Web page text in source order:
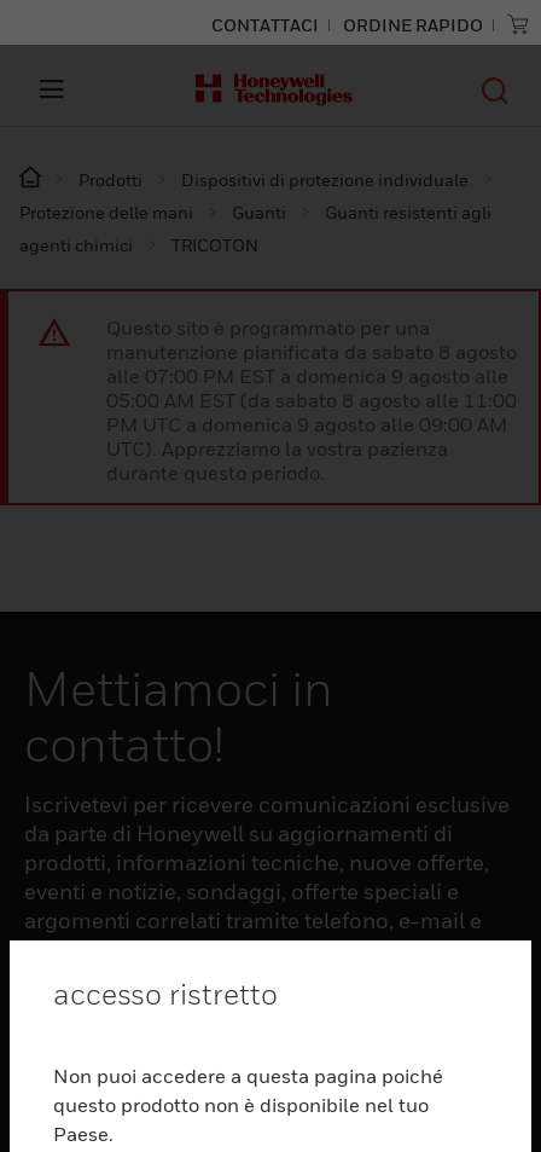
CONTATTACI ORDINE RAPIDO
Prodotti
Dispositivi di protezione individuale
Protezione delle mani
Guanti
Guanti resistenti agli
agenti chimici
TRICOTON
Questo sito è programmato per una
manutenzione pianificata da sabato 8 agosto
alle 07:00 PM EST a domenica 9 agosto alle
05:00 AM EST (da sabato 8 agosto alle 11:00
PM UTC a domenica 9 agosto alle 09:00 AM
UTC). Apprezziamo la vostra pazienza
durante questo periodo.
Mettiamoci in
contatto!
Iscrivetevi per ricevere comunicazioni esclusive
da parte di Honeywell su aggiornamenti di
prodotti, informazioni tecniche, nuove offerte,
eventi e notizie, sondaggi, offerte speciali e
argomenti correlati tramite telefono, e-mail e
PRODUCTS
accesso ristretto
Non puoi accedere a questa pagina poiché
questo prodotto non è disponibile nel tuo
Paese.